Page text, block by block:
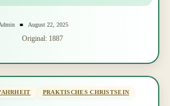
August 22, 2025
Original: 1887
PRAKTISCHES CHRISTSEIN